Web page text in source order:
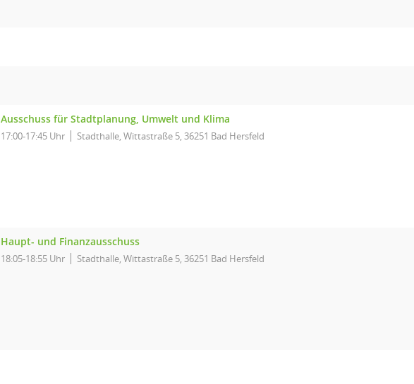
Ausschuss für Stadtplanung, Umwelt und Klima
17:00-17:45 Uhr Stadthalle, Wittastraße 5, 36251 Bad Hersfeld
Haupt- und Finanzausschuss
18:05-18:55 Uhr Stadthalle, Wittastraße 5, 36251 Bad Hersfeld